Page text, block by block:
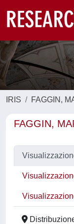
IRIS FAGGIN,
FAGGIN,